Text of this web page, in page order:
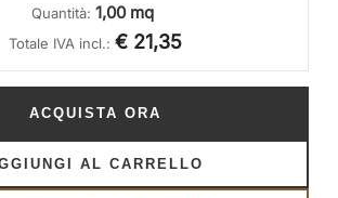
Quantità:1,00 mq
Totale IVA incl.: € 21,35
ACQUISTA ORA
AL CARRELLO